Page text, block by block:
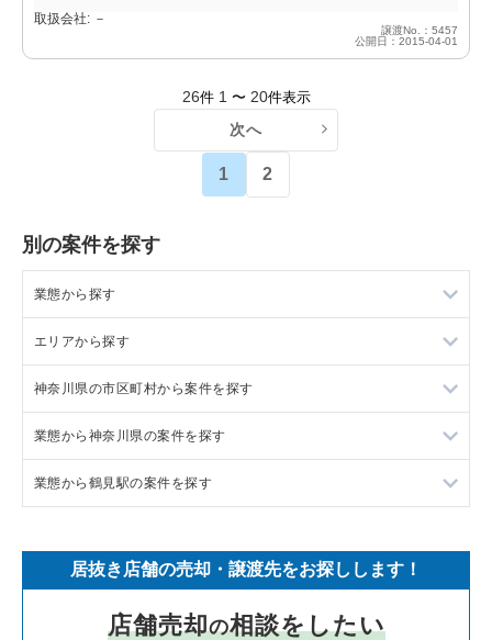
取扱会社: －
譲渡No.：5457
公開日：2015-04-01
26件 1 〜 20件表示
次へ
1 2
別の案件を探す
業態から探す
ラーメンの居抜き売却物件の案件一覧
フランス料理の居抜き売却物件の案件一覧
イタリア料理の居抜き売却物件の案件一覧
中華の居抜き売却物件の案件一覧
寿司の居抜き売却物件の案件一覧
焼肉の居抜き売却物件の案件一覧
エリアから探す
東京23区の飲食店の居抜き売却物件の案件一覧
東京都下の飲食店の居抜き売却物件の案件一覧
千葉県の飲食店の居抜き売却物件の案件一覧
神奈川県の飲食店の居抜き売却物件の案件一覧
大阪府の飲食店の居抜き売却物件の案件一覧
神奈川県の市区町村から案件を探す
大和市の飲食店の居抜き売却物件の案件一覧
鎌倉市の飲食店の居抜き売却物件の案件一覧
川崎市高津区の飲食店の居抜き売却物件の案件一覧
横浜市鶴見区の飲食店の居抜き売却物件の案件一覧
業態から神奈川県の案件を探す
神奈川県のラーメンの居抜き売却物件の案件一覧
神奈川県のイタリア料理の居抜き売却物件の案件一覧
神奈川県の中華の居抜き売却物件の案件一覧
業態から鶴見駅の案件を探す
鶴見駅の中華の居抜き売却物件の案件一覧
鶴見駅のそば・うどんの居抜き売却物件の案件一覧
居抜き店舗の売却・譲渡先をお探しします！
店舗売却の相談をしたい